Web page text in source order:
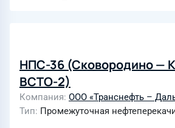
НПС-36 (Сковородино —
ВСТО-2)
Компания ООО «Транснефть –
Тип Промежуточная